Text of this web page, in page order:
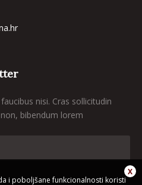
nisi. Cras sollicitudin
bibendum lorem
i poboljšane funkcionalnosti koristi